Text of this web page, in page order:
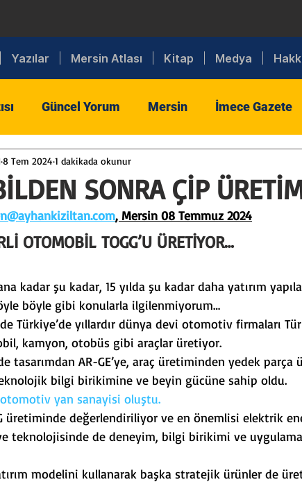
Yazılar Mersin Atlası Kitap Medya
Güncel Yorum Mersin İmece Gazete
Siyaset Dış Politika
Eğitim Din Kültür Spor
Görüş Yazıları
SONRA ÇİP
8 Tem 2024 1 dakikada okunur
, Mersin 08 Temmuz 2024
OTOMOBİL TOGG’U ÜRETİYOR…
kadar şu kadar, 15 yılda şu kadar daha yatırım
böyle gibi konularla ilgilenmiyorum…
Türkiye’de yıllardır dünya devi otomotiv firmaları
kamyon, otobüs gibi araçlar üretiyor.
tasarımdan AR-GE’ye, araç üretiminden yedek parça
bilgi birikimine ve beyin gücüne sahip oldu.
otomotiv yan sanayisi oluştu.
üretiminde değerlendiriliyor ve en önemlisi elektrik
teknolojisinde de deneyim, bilgi birikimi ve
modelini kullanarak başka stratejik ürünler de